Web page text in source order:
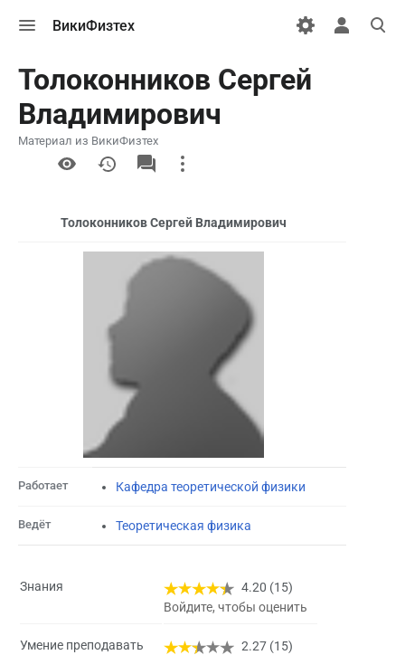
меню
ВикиФизтех
Открыть
поиск
Толоконников Сергей
Владимирович
Материал из ВикиФизтех
More
actions
Толоконников Сергей Владимирович
Работает Кафедра теоретической физики
Ведёт Теоретическая физика
Знания
4.20 (15)
Войдите, чтобы оценить
Умение преподавать
2.27 (15)